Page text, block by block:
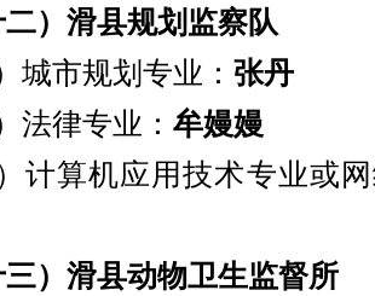
二）滑县规划监察队
城市规划专业： 张丹
法律专业： 牟嫚嫚
）计算机应用技术专业或
三）滑县动物卫生监督所